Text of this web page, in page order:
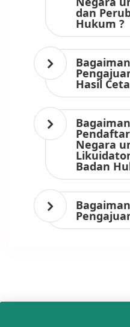
dan
Hukum ?
Hasil
Negara
Badan